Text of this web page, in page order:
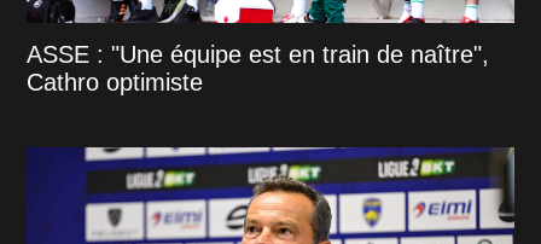
ASSE : "Une équipe est en train de naître",
Cathro optimiste